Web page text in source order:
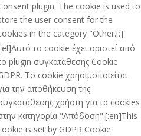
plugin. The cookie is used to
the user consent for the
in the category "Other.[:]
το cookie έχει οριστεί από
plugin συγκατάθεσης Cookie
Το cookie χρησιμοποιείται
την αποθήκευση της
χρήστη για τα cookies
κατηγορία "Απόδοση".[:en]This
is set by GDPR Cookie